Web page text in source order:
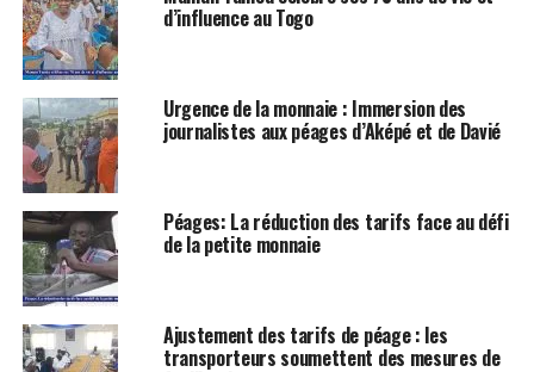
d’influence au Togo
Urgence de la monnaie : Immersion des
journalistes aux péages d’Aképé et de Davié
Péages: La réduction des tarifs face au défi
de la petite monnaie
Ajustement des tarifs de péage : les
transporteurs soumettent des mesures de